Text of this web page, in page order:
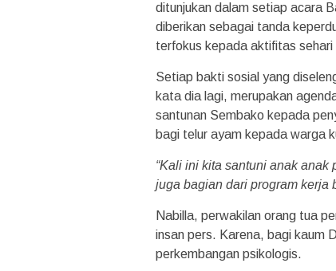
ditunjukan dalam setiap acara
diberikan sebagai tanda
terfokus kepada aktifitas sehari
Setiap bakti sosial yang
kata dia lagi, merupakan
santunan Sembako kepada
bagi telur ayam kepada warga
“Kali ini kita santuni anak
juga bagian dari program kerja
Nabilla, perwakilan orang tua
insan pers. Karena, bagi kaum
perkembangan psikologis.